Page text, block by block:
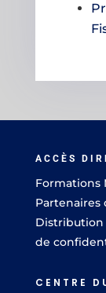
ACCÈS
Formations
Partenaires
Distribution
de
CENTRE